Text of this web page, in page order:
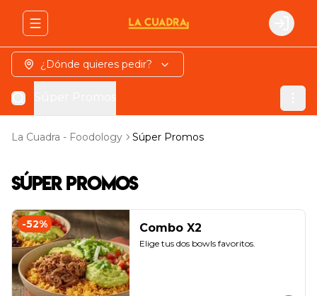
Abrir menu de navegación Login
¿Dónde quieres pedir?
La Cuadra - Foodology Súper Promos
Súper Promos
-52% Combo X2
Elige tus dos bowls favoritos.